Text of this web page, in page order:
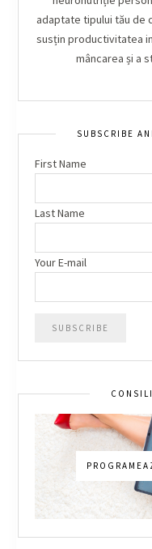
adaptate tipului tău de
susțin productivitatea
mâncarea și a
SUBSCRIBE
First Name
Last Name
Your E-mail